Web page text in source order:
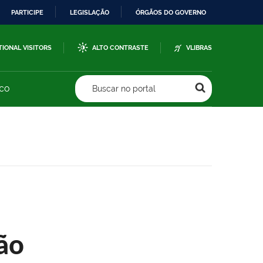
PARTICIPE LEGISLAÇÃO ÓRGÃOS DO GOVERNO
VISITORS ALTO CONTRASTE VLIBRAS
Buscar no portal